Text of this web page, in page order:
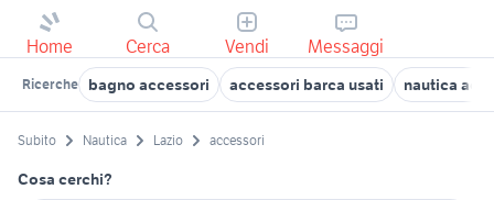
Home Cerca Vendi Messaggi
Ricerche bagno accessori accessori barca usati nautica
Subito Nautica Lazio accessori
Cosa cerchi?